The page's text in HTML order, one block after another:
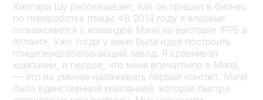
Хиллари Шу рассказывает, как он пришел в бизнес
по переработке птицы: «В 2014 году я впервые
познакомился с командой Marel на выставке IPPE в
Атланте. Уже тогда у меня была идея построить
птицеперерабатывающий завод. Я сравнивал
компании, и первое, что меня впечатлило в Marel,
— это их умение налаживать первый контакт. Marel
была единственной компанией, которая быстро